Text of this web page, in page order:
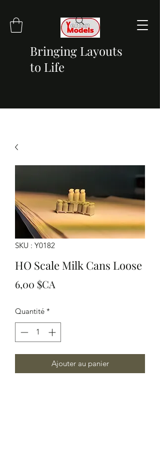
Bringing Layouts
to Life
SKU : Y0182
HO Scale Milk Cans Loose
6,00 $CA
Quantité *
Ajouter au panier